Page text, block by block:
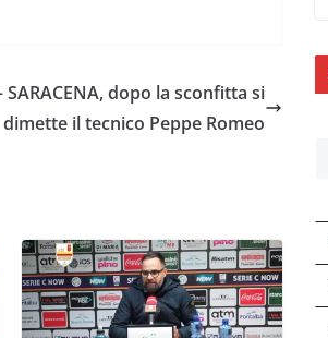
SARACENA, dopo la sconfitta si
dimette il tecnico Peppe Romeo